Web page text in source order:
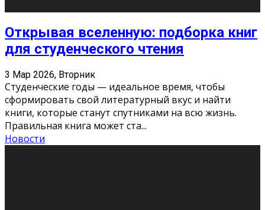
Открывая вселенную: подборка книг
для студенческого чтения
3 Мар 2026, Вторник
Студенческие годы — идеальное время, чтобы
сформировать свой литературный вкус и найти
книги, которые станут спутниками на всю жизнь.
Правильная книга может ста...
Новости